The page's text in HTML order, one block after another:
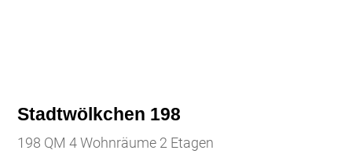
Stadtwölkchen 198
198 QM 4 Wohnräume 2 Etagen